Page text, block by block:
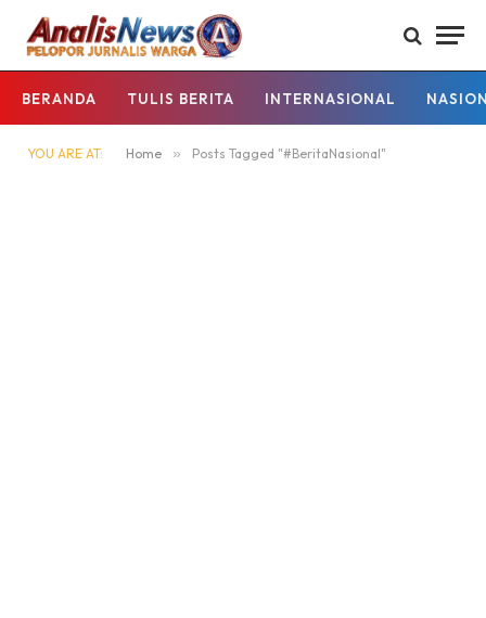
BERANDA TULIS BERITA INTERNASIONAL
YOU ARE AT: Home » Posts Tagged "#BeritaNasional"